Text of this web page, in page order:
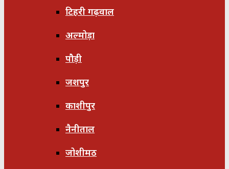
टिहरी गढ़वाल
अल्मोड़ा
पौड़ी
जशपुर
काशीपुर
नैनीताल
जोशीमठ